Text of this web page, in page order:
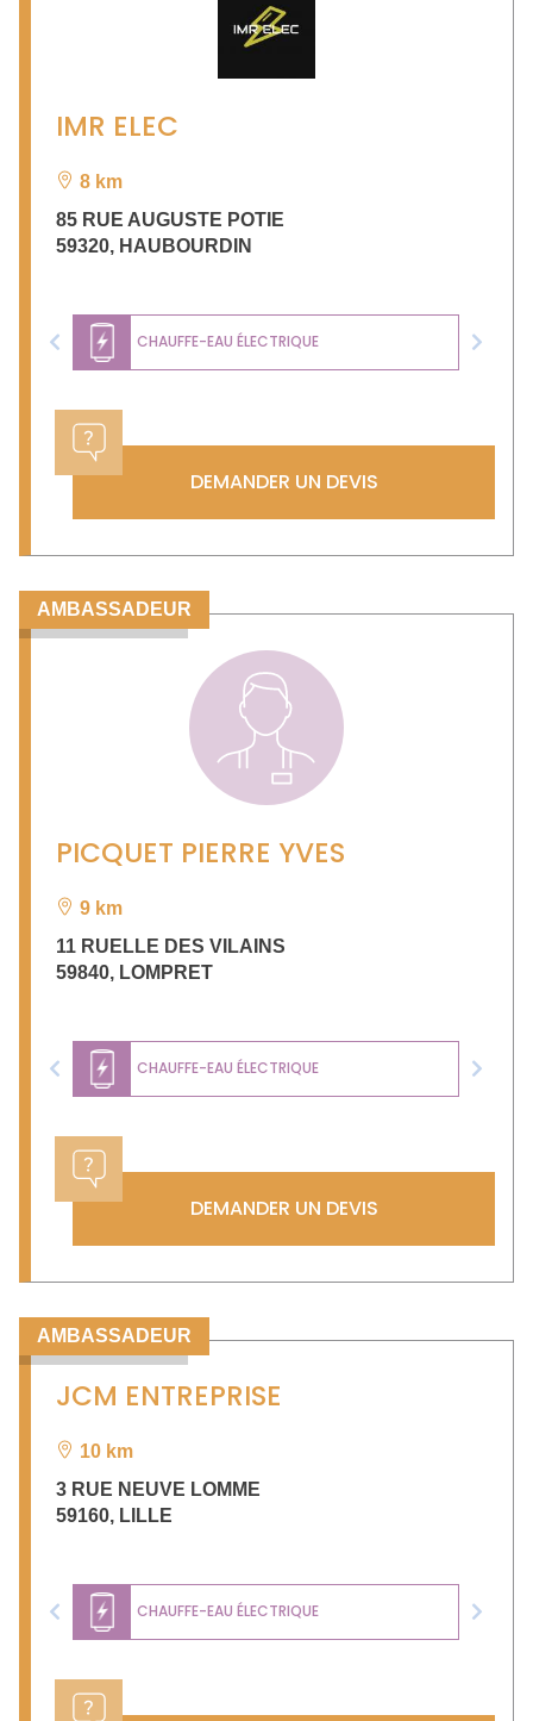
IMR ELEC
8 km
85 RUE AUGUSTE POTIE
59320, HAUBOURDIN
CHAUFFE-EAU ÉLECTRIQUE
Previous Next
DEMANDER UN DEVIS
AMBASSADEUR
PICQUET PIERRE YVES
9 km
11 RUELLE DES VILAINS
59840, LOMPRET
CHAUFFE-EAU ÉLECTRIQUE
Previous Next
DEMANDER UN DEVIS
AMBASSADEUR
JCM ENTREPRISE
10 km
3 RUE NEUVE LOMME
59160, LILLE
CHAUFFE-EAU ÉLECTRIQUE
Previous Next